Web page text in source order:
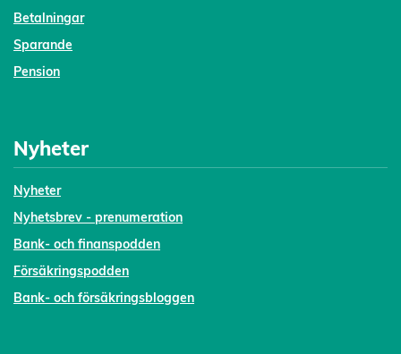
Betalningar
Sparande
Pension
Nyheter
Nyheter
Nyhetsbrev - prenumeration
Bank- och finanspodden
Försäkringspodden
Bank- och försäkringsbloggen